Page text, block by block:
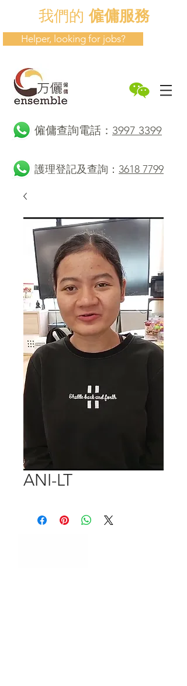
我們的僱傭服務
Helper, looking for jobs?
​僱傭查詢電話： 3997 3399
護理登記及查詢： 3618 7799
ANI-LT